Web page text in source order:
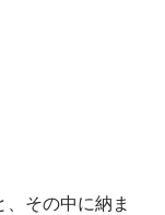
その中に納ま